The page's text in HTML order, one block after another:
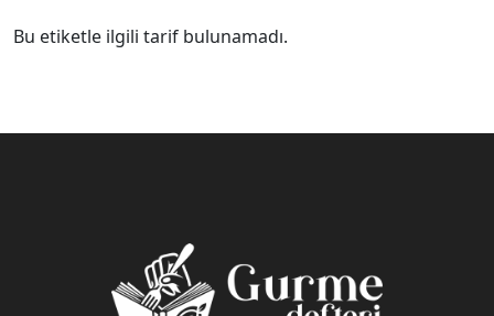
Bu etiketle ilgili tarif bulunamadı.